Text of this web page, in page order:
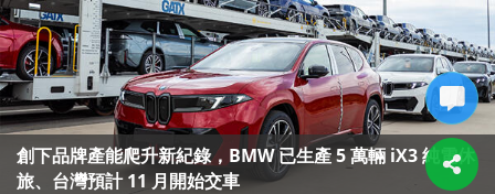
創下品牌產能爬升新紀錄，BMW 已生產 5 萬輛 iX3 純電休
旅、台灣預計 11 月開始交車